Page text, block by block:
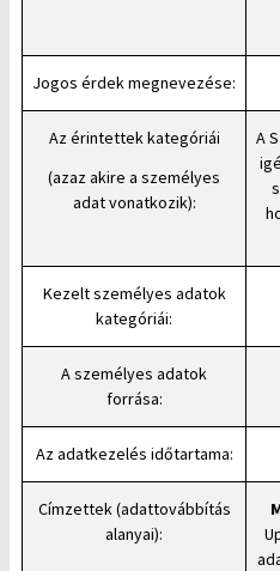
Jogos érdek megnevezése:
Az érintettek kategóriái
(azaz akire a személyes
adat vonatkozik):
A
Kezelt személyes adatok
kategóriái:
A személyes adatok
forrása:
Az adatkezelés időtartama:
Címzettek (adattovábbítás
alanyai):